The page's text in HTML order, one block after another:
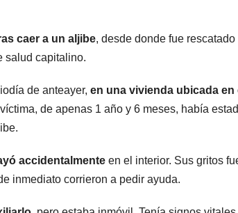
caer a un aljibe, desde donde fue
salud capitalino.
de anteayer, en una vivienda ubicada en
de apenas 1 año y 6 meses, había
accidentalmente en el interior. Sus gritos
inmediato corrieron a pedir ayuda.